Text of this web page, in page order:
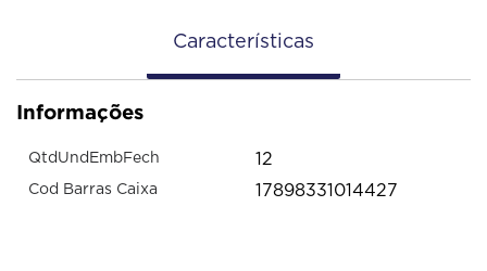
Características
Informações
QtdUndEmbFech 12
Cod Barras Caixa 17898331014427